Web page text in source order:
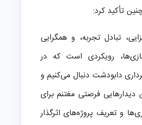
تأکید کرد:
تبادل تجربه، و همگرایی
رویکردی است که در
دابودشت دنبال می‌کنیم و
دیدارهایی فرصتی مغتنم برای
و تعریف پروژه‌های اثرگذار